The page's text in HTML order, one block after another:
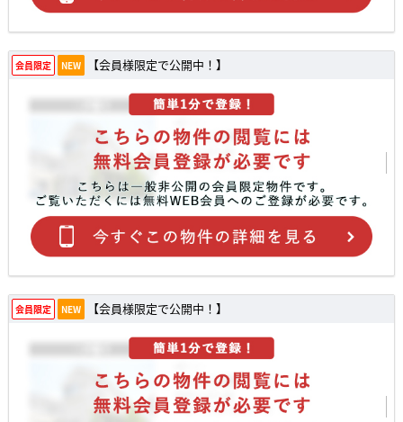
会員限定 NEW 【会員様限定で公開中！】
会員限定 NEW 【会員様限定で公開中！】